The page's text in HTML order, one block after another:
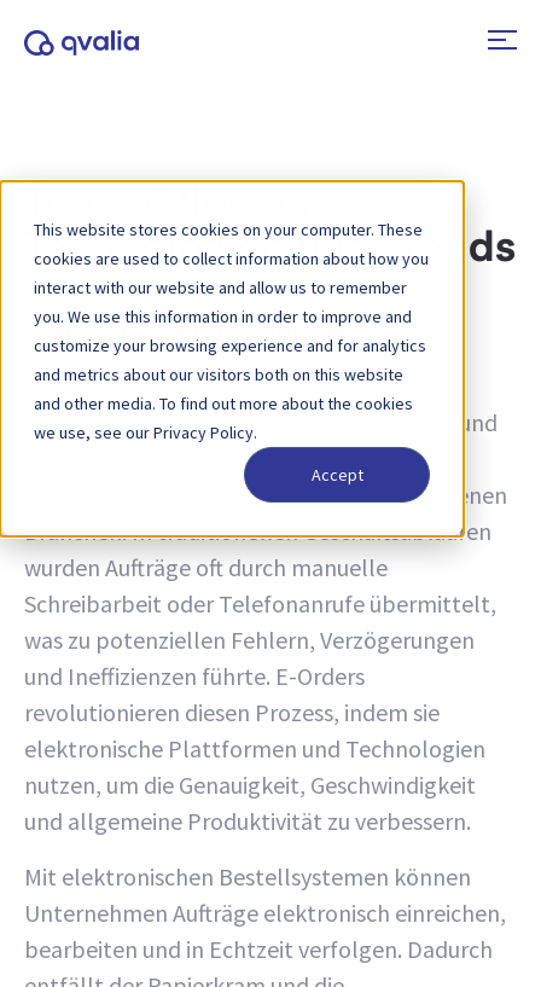
This website stores cookies on your computer. These
cookies are used to collect information about how you
interact with our website and allow us to remember
you. We use this information in order to improve and
customize your browsing experience and for analytics
and metrics about our visitors both on this website
and other media. To find out more about the cookies
we use, see our Privacy Policy.
Accept
Technologien und Trends
Kategorie: E-Order-Management
E-Orders, die Abkürzung für "elektronische
Bestellungen", steht für die Digitalisierung und
Auftragsverwaltungsprozesses in verschiedenen
Branchen. In traditionellen Geschäftsabläufen
wurden Aufträge oft durch manuelle
Schreibarbeit oder Telefonanrufe übermittelt,
was zu potenziellen Fehlern, Verzögerungen
und Ineffizienzen führte. E-Orders
revolutionieren diesen Prozess, indem sie
elektronische Plattformen und Technologien
nutzen, um die Genauigkeit, Geschwindigkeit
und allgemeine Produktivität zu verbessern.
Mit elektronischen Bestellsystemen können
Unternehmen Aufträge elektronisch einreichen,
bearbeiten und in Echtzeit verfolgen. Dadurch